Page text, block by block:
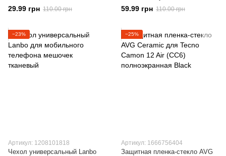
29.99 грн 110.00 грн 59.99 грн 110.00 грн
−23%
Артикул: 1208101818
Чехол универсальный Lanbo
−25%
Артикул: 1666756404
Защитная пленка-стекло AVG